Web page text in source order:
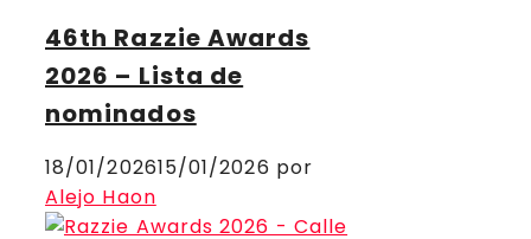
46th Razzie Awards
2026 – Lista de
nominados
18/01/202615/01/2026 por
Alejo Haon